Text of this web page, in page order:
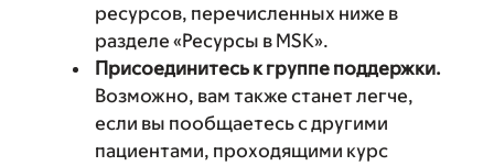
ресурсов, перечисленных ниже в
разделе «Ресурсы в MSK».
Присоединитесь к группе поддержки.
Возможно, вам также станет легче,
если вы пообщаетесь с другими
пациентами, проходящими курс